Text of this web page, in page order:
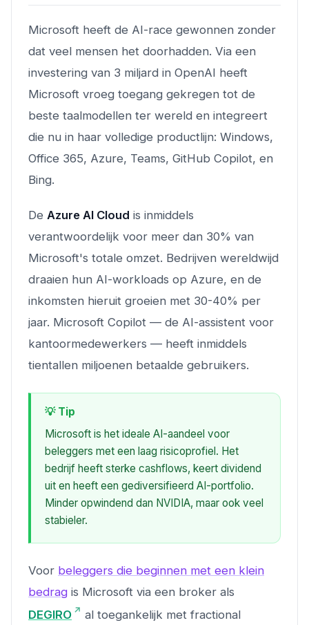
Microsoft heeft de AI-race gewonnen zonder
dat veel mensen het doorhadden. Via een
investering van 3 miljard in OpenAI heeft
Microsoft vroeg toegang gekregen tot de
beste taalmodellen ter wereld en integreert
die nu in haar volledige productlijn: Windows,
Office 365, Azure, Teams, GitHub Copilot, en
Bing.
De Azure AI Cloud is inmiddels
verantwoordelijk voor meer dan 30% van
Microsoft's totale omzet. Bedrijven wereldwijd
draaien hun AI-workloads op Azure, en de
inkomsten hieruit groeien met 30-40% per
jaar. Microsoft Copilot — de AI-assistent voor
kantoormedewerkers — heeft inmiddels
tientallen miljoenen betaalde gebruikers.
💡 Tip
Microsoft is het ideale AI-aandeel voor
beleggers met een laag risicoprofiel. Het
bedrijf heeft sterke cashflows, keert dividend
uit en heeft een gediversifieerd AI-portfolio.
Minder opwindend dan NVIDIA, maar ook veel
stabieler.
Voor beleggers die beginnen met een klein
bedrag is Microsoft via een broker als
DEGIRO
al toegankelijk met fractional